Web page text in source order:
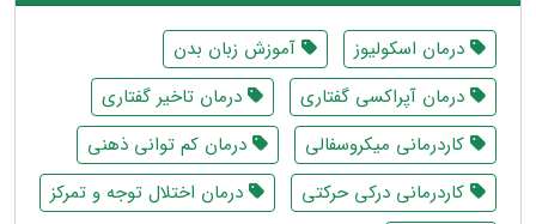
درمان اسکولیوز
آموزش زبان بدن
درمان آپراکسی گفتاری
درمان تاخیر گفتاری
کاردرمانی میکروسفالی
درمان کم توانی ذهنی
کاردرمانی درکی حرکتی
درمان اختلال توجه و تمرکز